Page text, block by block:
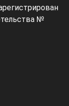
№